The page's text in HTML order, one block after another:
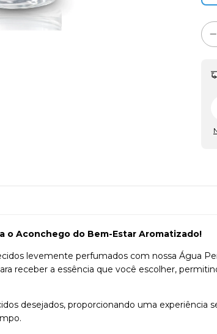
o Aconchego do Bem-Estar Aromatizado!
levemente perfumados com nossa Água
receber a essência que você escolher,
desejados, proporcionando uma experiência